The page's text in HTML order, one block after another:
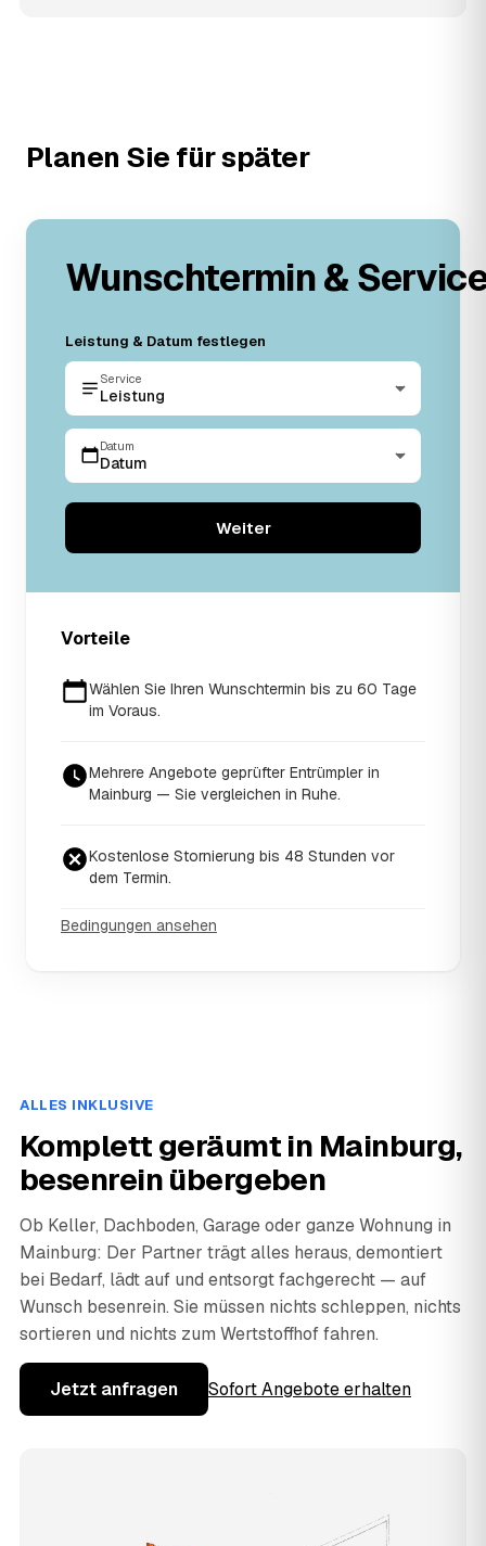
Planen Sie für später
Wunschtermin &
Leistung & Datum festlegen
Service
Leistung
Datum
Datum
Weiter
Vorteile
Wählen Sie Ihren Wunschtermin bis zu 60 Tage
im Voraus.
Mehrere Angebote geprüfter Entrümpler in
Mainburg — Sie vergleichen in Ruhe.
Kostenlose Stornierung bis 48 Stunden vor
dem Termin.
Bedingungen ansehen
ALLES INKLUSIVE
Komplett geräumt in Mainburg,
besenrein übergeben
Ob Keller, Dachboden, Garage oder ganze Wohnung in
Mainburg: Der Partner trägt alles heraus, demontiert
bei Bedarf, lädt auf und entsorgt fachgerecht — auf
Wunsch besenrein. Sie müssen nichts schleppen, nichts
sortieren und nichts zum Wertstoffhof fahren.
Jetzt anfragen Sofort Angebote erhalten